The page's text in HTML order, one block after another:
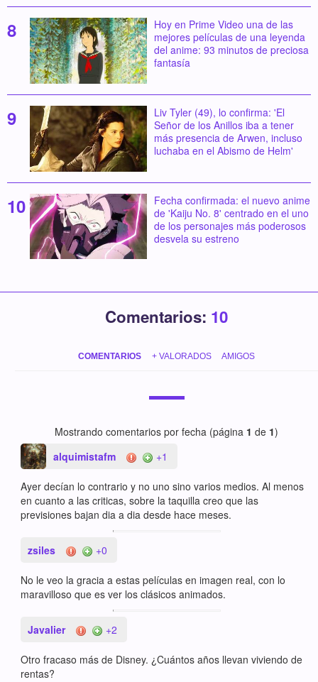
Hoy en Prime Video una de las
mejores películas de una leyenda
del anime: 93 minutos de preciosa
fantasía
Liv Tyler (49), lo confirma: 'El
Señor de los Anillos iba a tener
más presencia de Arwen, incluso
luchaba en el Abismo de Helm'
Fecha confirmada: el nuevo anime
de 'Kaiju No. 8' centrado en el uno
de los personajes más poderosos
desvela su estreno
Comentarios: 10
COMENTARIOS + VALORADOS AMIGOS
Mostrando comentarios por fecha (página 1 de 1)
alquimistafm
+1
Ayer decían lo contrario y no uno sino varios medios. Al menos
en cuanto a las criticas, sobre la taquilla creo que las
previsiones bajan dia a dia desde hace meses.
zsiles +0
No le veo la gracia a estas películas en imagen real, con lo
maravilloso que es ver los clásicos animados.
Javalier +2
Otro fracaso más de Disney. ¿Cuántos años llevan viviendo de
rentas?